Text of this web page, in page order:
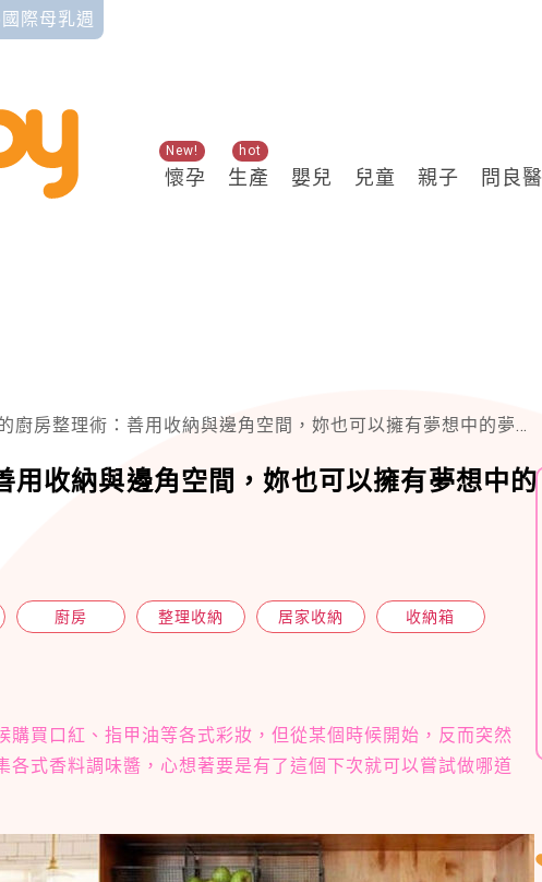
際母乳週
懷孕
New!
生產
hot
嬰兒 兒童 親子 問良醫
房整理術：善用收納與邊角空間，妳也可以擁有夢想中的夢幻廚房！
用收納與邊角空間，妳也可以擁有夢想中的
廚房 整理收納 居家收納 收納箱
購買口紅、指甲油等各式彩妝，但從某個時候開始，反而突然
各式香料調味醬，心想著要是有了這個下次就可以嘗試做哪道